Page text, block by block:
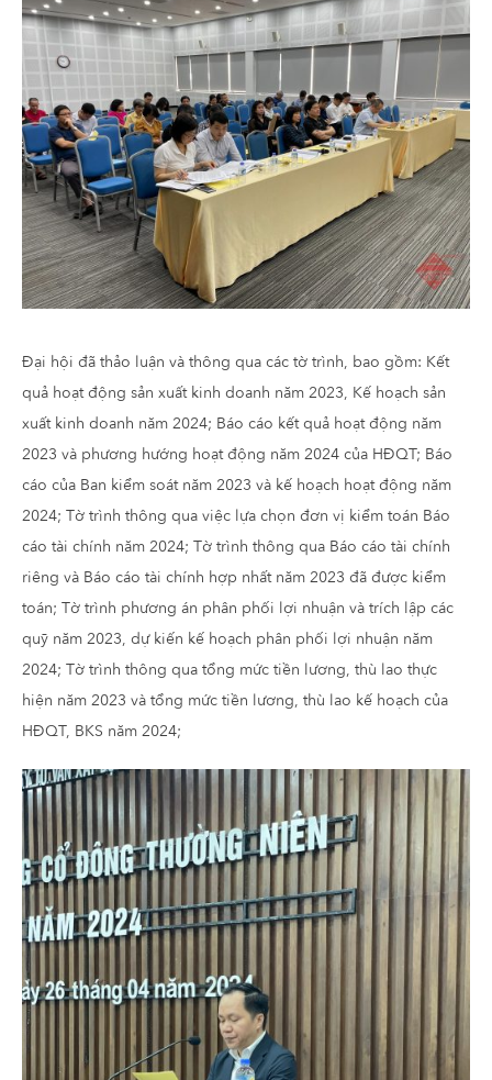
Đại hội đã thảo luận và thông qua các tờ trình, bao gồm: Kết
quả hoạt động sản xuất kinh doanh năm 2023, Kế hoạch sản
xuất kinh doanh năm 2024; Báo cáo kết quả hoạt động năm
2023 và phương hướng hoạt động năm 2024 của HĐQT; Báo
cáo của Ban kiểm soát năm 2023 và kế hoạch hoạt động năm
2024; Tờ trình thông qua việc lựa chọn đơn vị kiểm toán Báo
cáo tài chính năm 2024; Tờ trình thông qua Báo cáo tài chính
riêng và Báo cáo tài chính hợp nhất năm 2023 đã được kiểm
toán; Tờ trình phương án phân phối lợi nhuận và trích lập các
quỹ năm 2023, dự kiến kế hoạch phân phối lợi nhuận năm
2024; Tờ trình thông qua tổng mức tiền lương, thù lao thực
hiện năm 2023 và tổng mức tiền lương, thù lao kế hoạch của
HĐQT, BKS năm 2024;